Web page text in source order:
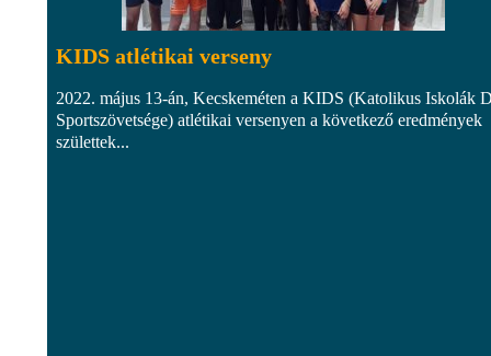
KIDS atlétikai verseny
2022. május 13-án, Kecskeméten a KIDS (Katolikus Iskolák
Sportszövetsége) atlétikai versenyen a következő eredmények
születtek...